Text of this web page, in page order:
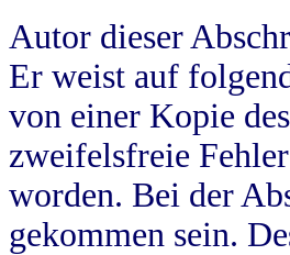
Autor dieser
Er weist auf
von einer Kopie
zweifelsfreie
worden. Bei der
gekommen sein.